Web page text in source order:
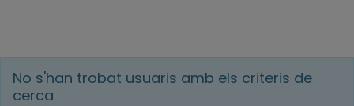
No s'han trobat usuaris amb els criteris de
cerca